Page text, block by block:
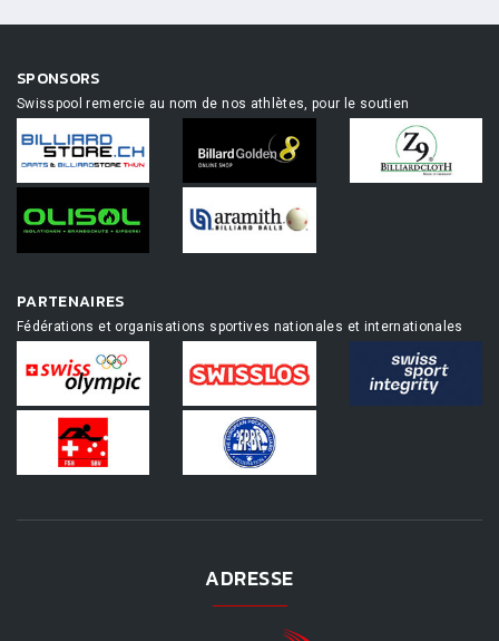
SPONSORS
Swisspool remercie au nom de nos athlètes, pour le soutien
PARTENAIRES
Fédérations et organisations sportives nationales et internationales
ADRESSE